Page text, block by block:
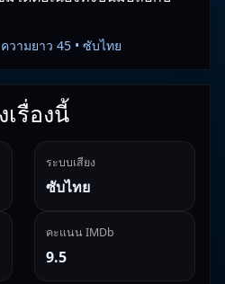
วามยาว 45 • ซับไทย
รื่องนี้
ระบบเสียง
ซับไทย
คะแนน IMDb
9.5